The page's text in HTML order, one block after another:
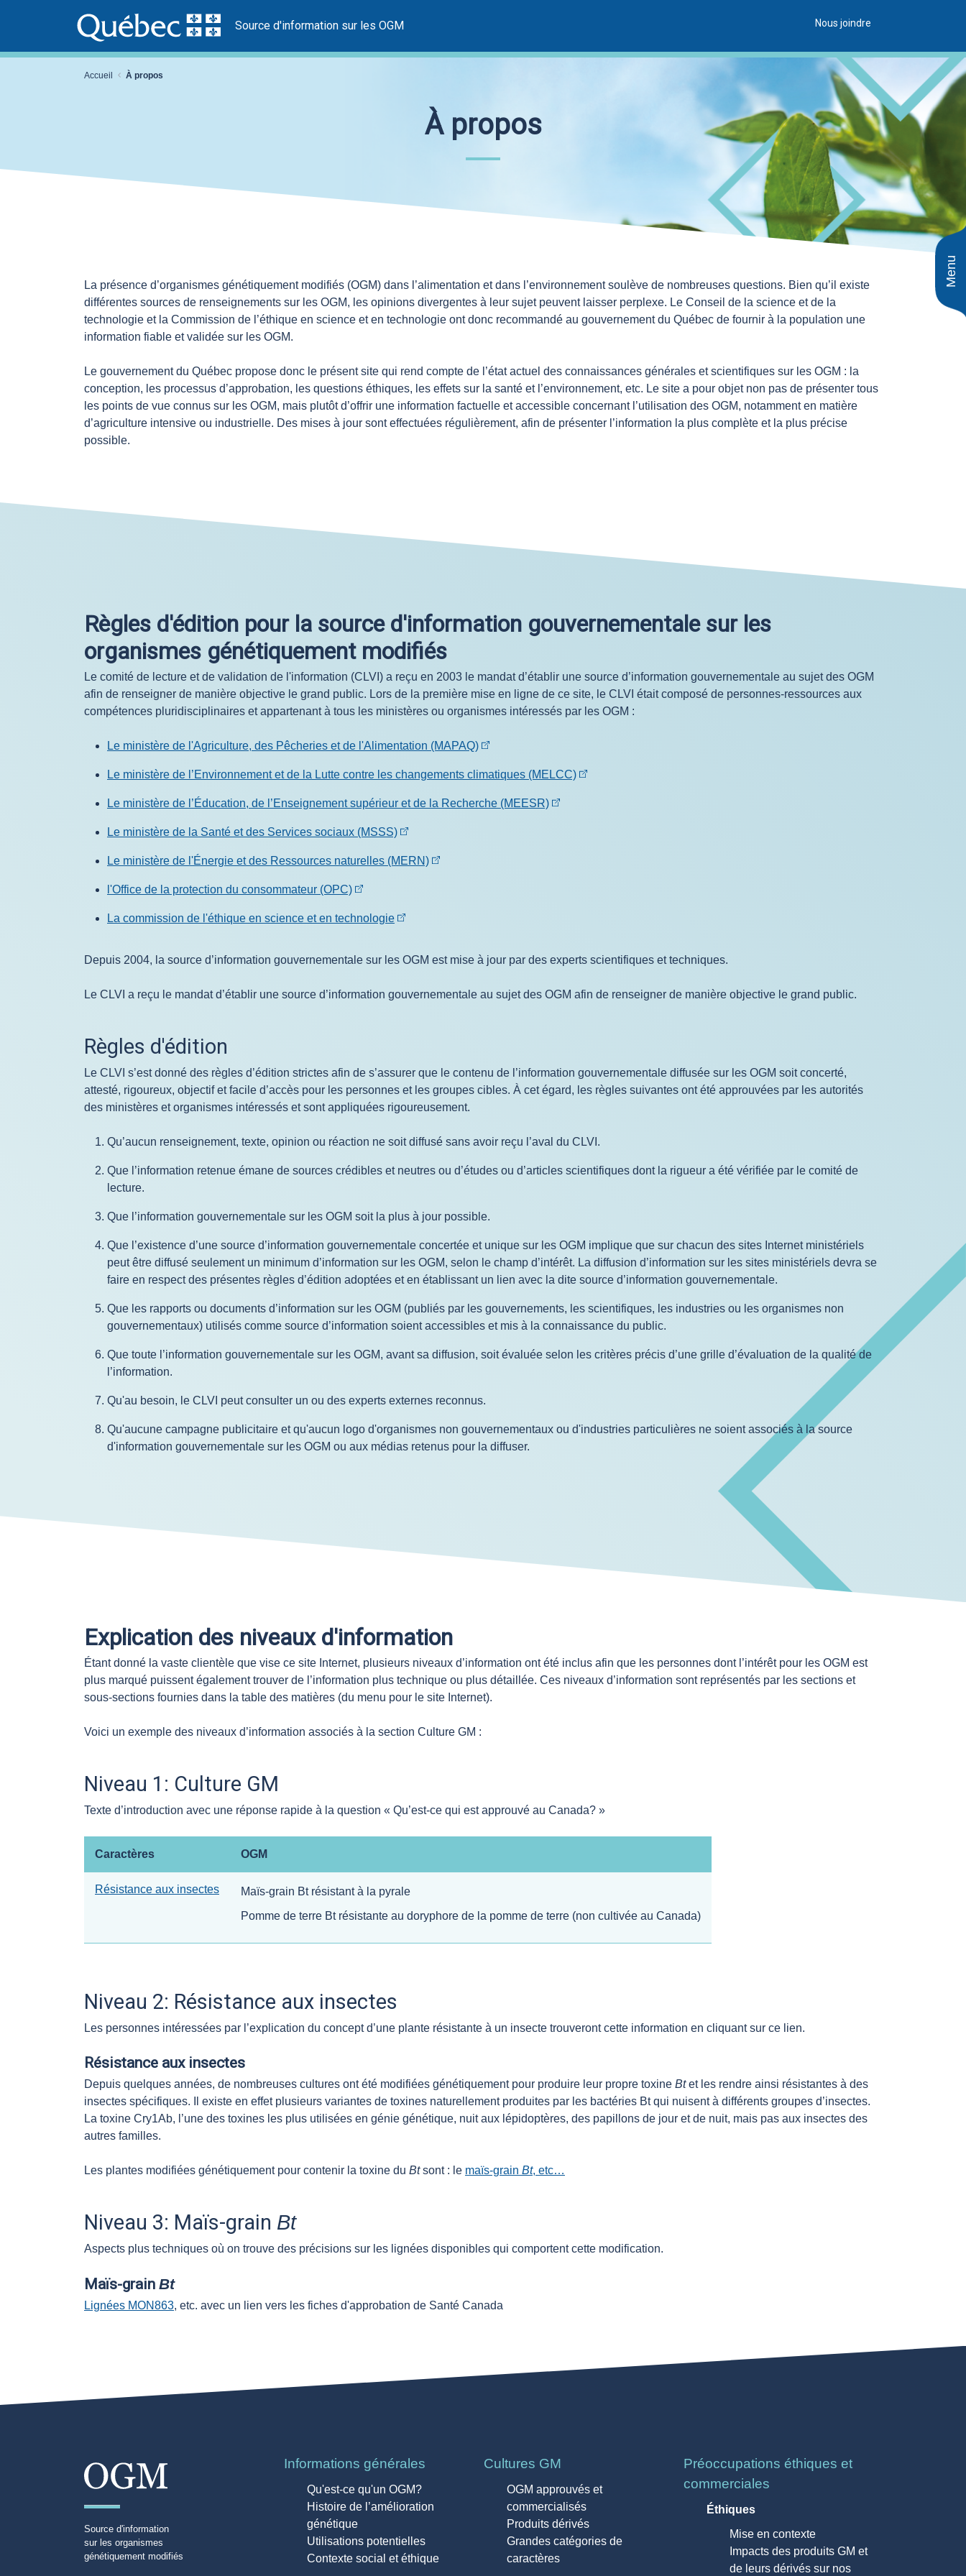
Source d'information sur les OGM Nous joindre
Accueil À propos
À propos
Menu
La présence d’organismes génétiquement modifiés (OGM) dans l’alimentation et dans l’environnement soulève de nombreuses questions. Bien qu’il existe
différentes sources de renseignements sur les OGM, les opinions divergentes à leur sujet peuvent laisser perplexe. Le Conseil de la science et de la
technologie et la Commission de l’éthique en science et en technologie ont donc recommandé au gouvernement du Québec de fournir à la population une
information fiable et validée sur les OGM.
Le gouvernement du Québec propose donc le présent site qui rend compte de l’état actuel des connaissances générales et scientifiques sur les OGM : la
conception, les processus d’approbation, les questions éthiques, les effets sur la santé et l’environnement, etc. Le site a pour objet non pas de présenter tous
les points de vue connus sur les OGM, mais plutôt d’offrir une information factuelle et accessible concernant l’utilisation des OGM, notamment en matière
d’agriculture intensive ou industrielle. Des mises à jour sont effectuées régulièrement, afin de présenter l’information la plus complète et la plus précise
possible.
Règles d'édition pour la source d'information gouvernementale sur les
organismes génétiquement modifiés
Le comité de lecture et de validation de l'information (CLVI) a reçu en 2003 le mandat d’établir une source d’information gouvernementale au sujet des OGM
afin de renseigner de manière objective le grand public. Lors de la première mise en ligne de ce site, le CLVI était composé de personnes-ressources aux
compétences pluridisciplinaires et appartenant à tous les ministères ou organismes intéressés par les OGM :
Le ministère de l'Agriculture, des Pêcheries et de l'Alimentation (MAPAQ)
Le ministère de l’Environnement et de la Lutte contre les changements climatiques (MELCC)
Le ministère de l’Éducation, de l’Enseignement supérieur et de la Recherche (MEESR)
Le ministère de la Santé et des Services sociaux (MSSS)
Le ministère de l'Énergie et des Ressources naturelles (MERN)
l'Office de la protection du consommateur (OPC)
La commission de l'éthique en science et en technologie
Depuis 2004, la source d’information gouvernementale sur les OGM est mise à jour par des experts scientifiques et techniques.
Le CLVI a reçu le mandat d’établir une source d’information gouvernementale au sujet des OGM afin de renseigner de manière objective le grand public.
Règles d'édition
Le CLVI s’est donné des règles d’édition strictes afin de s’assurer que le contenu de l’information gouvernementale diffusée sur les OGM soit concerté,
attesté, rigoureux, objectif et facile d’accès pour les personnes et les groupes cibles. À cet égard, les règles suivantes ont été approuvées par les autorités
des ministères et organismes intéressés et sont appliquées rigoureusement.
Qu’aucun renseignement, texte, opinion ou réaction ne soit diffusé sans avoir reçu l’aval du CLVI.
Que l’information retenue émane de sources crédibles et neutres ou d’études ou d’articles scientifiques dont la rigueur a été vérifiée par le comité de
lecture.
Que l’information gouvernementale sur les OGM soit la plus à jour possible.
Que l’existence d’une source d’information gouvernementale concertée et unique sur les OGM implique que sur chacun des sites Internet ministériels
peut être diffusé seulement un minimum d’information sur les OGM, selon le champ d’intérêt. La diffusion d’information sur les sites ministériels devra se
faire en respect des présentes règles d’édition adoptées et en établissant un lien avec la dite source d’information gouvernementale.
Que les rapports ou documents d’information sur les OGM (publiés par les gouvernements, les scientifiques, les industries ou les organismes non
gouvernementaux) utilisés comme source d’information soient accessibles et mis à la connaissance du public.
Que toute l’information gouvernementale sur les OGM, avant sa diffusion, soit évaluée selon les critères précis d’une grille d’évaluation de la qualité de
l’information.
Qu'au besoin, le CLVI peut consulter un ou des experts externes reconnus.
Qu'aucune campagne publicitaire et qu'aucun logo d'organismes non gouvernementaux ou d'industries particulières ne soient associés à la source
d'information gouvernementale sur les OGM ou aux médias retenus pour la diffuser.
Explication des niveaux d'information
Étant donné la vaste clientèle que vise ce site Internet, plusieurs niveaux d’information ont été inclus afin que les personnes dont l’intérêt pour les OGM est
plus marqué puissent également trouver de l’information plus technique ou plus détaillée. Ces niveaux d’information sont représentés par les sections et
sous-sections fournies dans la table des matières (du menu pour le site Internet).
Voici un exemple des niveaux d’information associés à la section Culture GM :
Niveau 1: Culture GM
Texte d’introduction avec une réponse rapide à la question « Qu’est-ce qui est approuvé au Canada? »
Caractères OGM
Résistance aux insectes
Maïs-grain Bt résistant à la pyrale
Pomme de terre Bt résistante au doryphore de la pomme de terre (non cultivée au Canada)
Niveau 2: Résistance aux insectes
Les personnes intéressées par l’explication du concept d’une plante résistante à un insecte trouveront cette information en cliquant sur ce lien.
Résistance aux insectes
Depuis quelques années, de nombreuses cultures ont été modifiées génétiquement pour produire leur propre toxine Btet les rendre ainsi résistantes à des
insectes spécifiques. Il existe en effet plusieurs variantes de toxines naturellement produites par les bactéries Bt qui nuisent à différents groupes d’insectes.
La toxine Cry1Ab, l’une des toxines les plus utilisées en génie génétique, nuit aux lépidoptères, des papillons de jour et de nuit, mais pas aux insectes des
autres familles.
Les plantes modifiées génétiquement pour contenir la toxine du Btsont : le maïs-grain Bt, etc…
Niveau 3: Maïs-grain Bt
Aspects plus techniques où on trouve des précisions sur les lignées disponibles qui comportent cette modification.
Maïs-grain Bt
Lignées MON863, etc. avec un lien vers les fiches d'approbation de Santé Canada
Source d'information
sur les organismes
génétiquement modifiés
Informations générales
Qu'est-ce qu'un OGM?
Histoire de l’amélioration
génétique
Utilisations potentielles
Contexte social et éthique
Cultures GM
OGM approuvés et
commercialisés
Produits dérivés
Grandes catégories de
caractères
Préoccupations éthiques et
commerciales
Éthiques
Mise en contexte
Impacts des produits GM et
de leurs dérivés sur nos